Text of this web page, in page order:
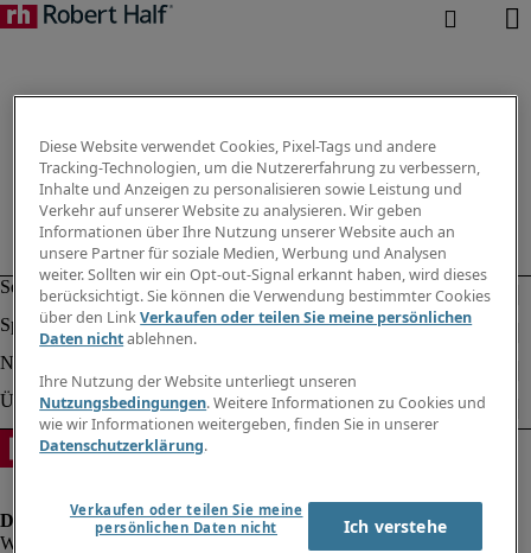
Diese Website verwendet Cookies, Pixel-Tags und andere
Tracking-Technologien, um die Nutzererfahrung zu verbessern,
Inhalte und Anzeigen zu personalisieren sowie Leistung und
Verkehr auf unserer Website zu analysieren. Wir geben
Informationen über Ihre Nutzung unserer Website auch an
unsere Partner für soziale Medien, Werbung und Analysen
weiter. Sollten wir ein Opt-out-Signal erkannt haben, wird dieses
berücksichtigt. Sie können die Verwendung bestimmter Cookies
über den LinkVerkaufen oder teilen Sie meine persönlichen
Daten nichtablehnen.
Ihre Nutzung der Website unterliegt unseren
Nutzungsbedingungen. Weitere Informationen zu Cookies und
wie wir Informationen weitergeben, finden Sie in unserer
Datenschutzerklärung.
Verkaufen oder teilen Sie meine
persönlichen Daten nicht
Ich verstehe